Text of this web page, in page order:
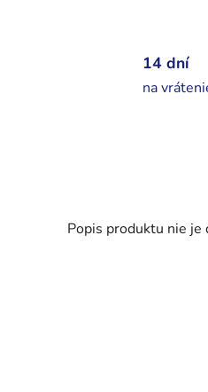
14 dní
na
Popis produktu nie je